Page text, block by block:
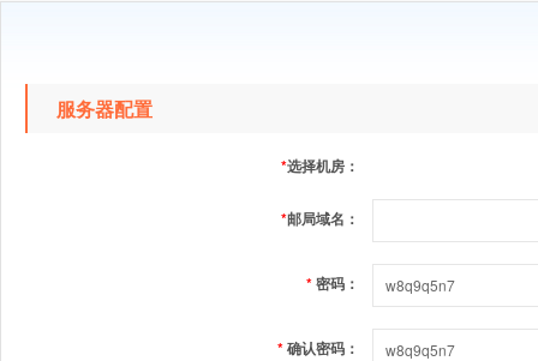
服务器配置
*选择机房：
*邮局域名：
*密码：
*确认密码：